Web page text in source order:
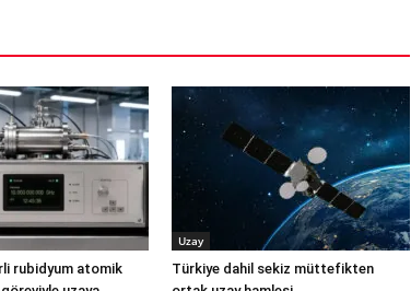
rubidyum atomik
Uzay
Türkiye dahil sekiz müttefikten